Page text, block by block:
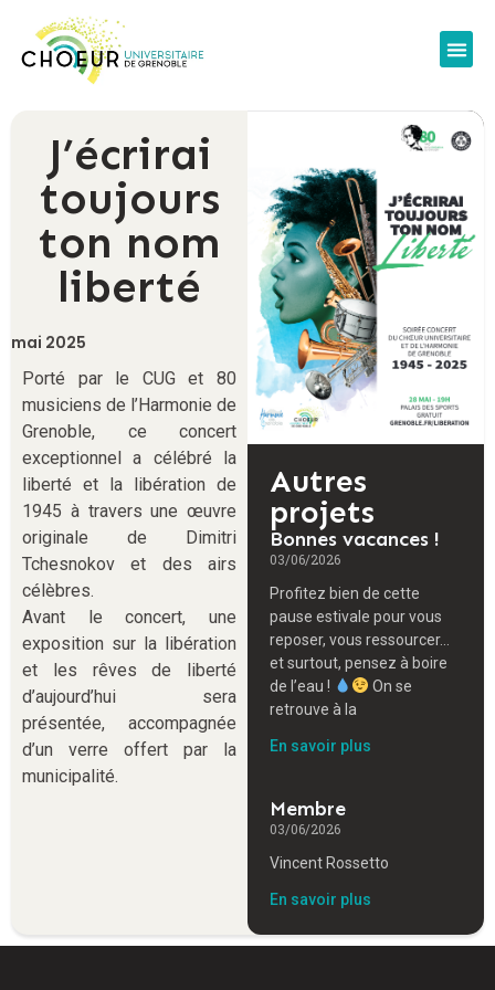
J’écrirai
toujours
ton nom
liberté
mai 2025
Porté par le CUG et 80
musiciens de l’Harmonie de
Grenoble, ce concert
exceptionnel a célébré la
liberté et la libération de
1945 à travers une œuvre
originale de Dimitri
Tchesnokov et des airs
célèbres.
Avant le concert, une
exposition sur la libération
et les rêves de liberté
d’aujourd’hui sera
présentée, accompagnée
d’un verre offert par la
municipalité.
Autres
projets
Bonnes vacances !
03/06/2026
Profitez bien de cette
pause estivale pour vous
reposer, vous ressourcer…
et surtout, pensez à boire
de l’eau !
On se
retrouve à la
En savoir plus
Membre
03/06/2026
Vincent Rossetto
En savoir plus